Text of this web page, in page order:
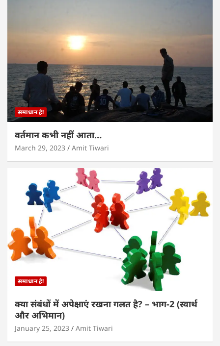
समाधान है!
वर्तमान कभी नहीं आता…
March 29, 2023 Amit Tiwari
समाधान है!
क्या संबंधों में अपेक्षाएं रखना गलत है? – भाग-2 (स्वार्थ
और अभिमान)
January 25, 2023 Amit Tiwari